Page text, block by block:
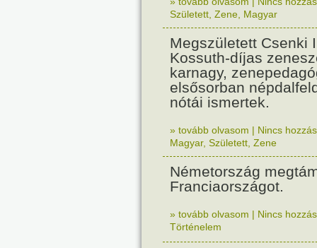
Született Zene Magyar
Megszületett Csenki
Kossuth-díjas
karnagy,
elsősorban
nótái ismertek.
» tovább olvasom | Nincs
Magyar, Született Zene
Németország
Franciaországot.
» tovább olvasom | Nincs
Történelem